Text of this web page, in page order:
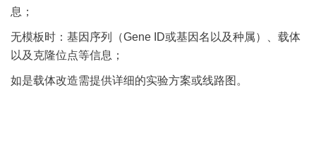
息；
无模板时：基因序列（Gene ID或基因名以及种属）、载体
以及克隆位点等信息；
如是载体改造需提供详细的实验方案或线路图。